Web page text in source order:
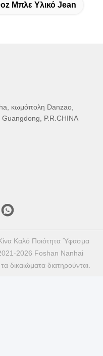
Μπλε Υλικό Jean
κωμόπολη Danzao,
P.R.CHINA
Καλό Ποιότητα Ύφασμα
2026 Foshan Nanhai
διατηρούνται.